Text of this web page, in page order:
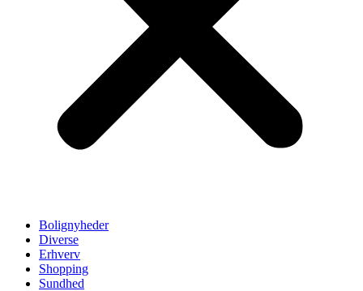
Bolignyheder
Diverse
Erhverv
Shopping
Sundhed